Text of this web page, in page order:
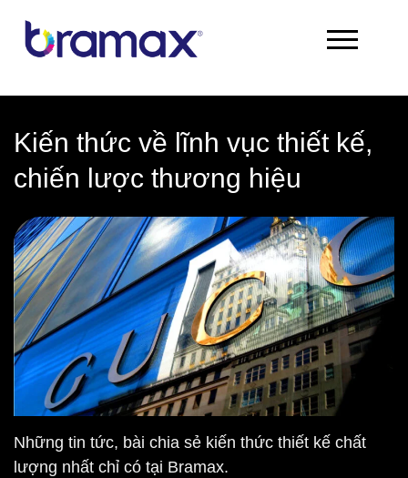
Kiến thức về lĩnh vục thiết kế,
chiến lược thương hiệu
Những tin tức, bài chia sẻ kiến thức thiết kế chất
lượng nhất chỉ có tại Bramax.